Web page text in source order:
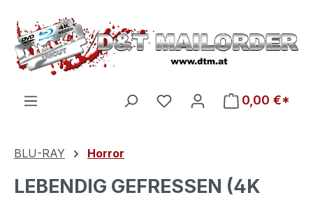
Zum Hauptinhalt springen
Du hast 0 Produkte auf
0,00 €*
BLU-RAY Horror
LEBENDIG GEFRESSEN (4K